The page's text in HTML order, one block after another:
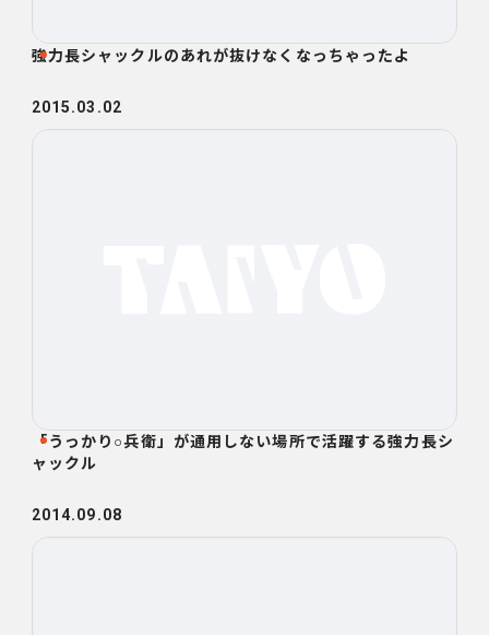
強力長シャックルのあれが抜けなくなっちゃったよ
2015.03.02
「うっかり○兵衛」が通用しない場所で活躍する強力長シ
ャックル
2014.09.08